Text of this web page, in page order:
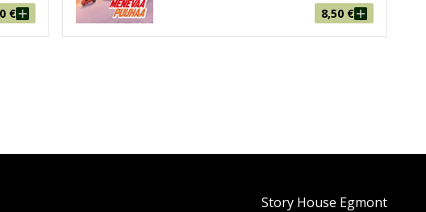
uuden sukupolven kilpuri, Jackson Myrsky. Salama tajuaa
vauhdikkuutta että oivaltamisen riemua. Kaasu pohjaan ja
€ 8,50 €
Story House Egmont